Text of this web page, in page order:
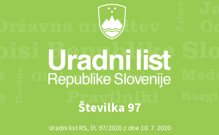
Številka 97
Uradni list RS, št. 97/2020 z dne 10. 7. 2020